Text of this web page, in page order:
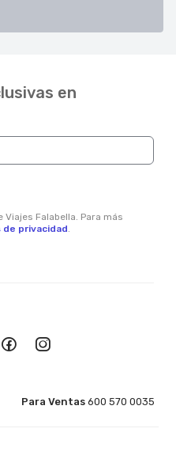
en
Falabella. Para más
privacidad
Para Ventas 600 570 0035